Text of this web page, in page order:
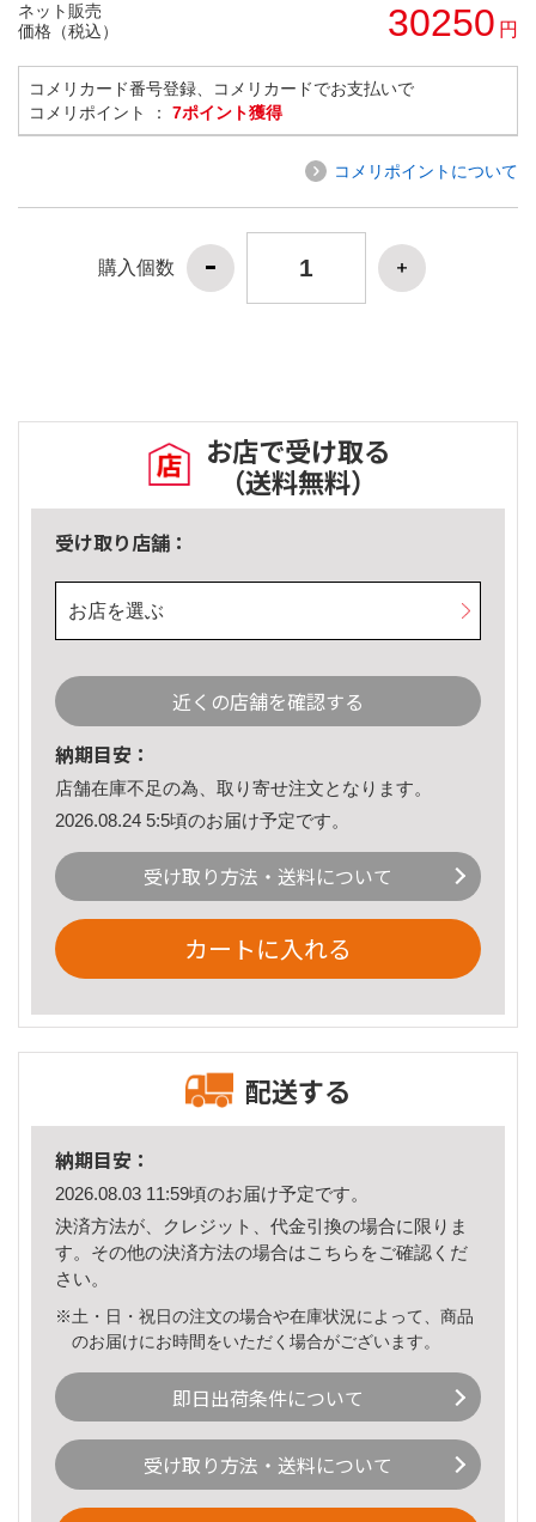
ネット販売
価格（税込）
30250 円
コメリカード番号登録、コメリカードでお支払いで
コメリポイント ： 7ポイント獲得
コメリポイントについて
購入個数
お店で受け取る
（送料無料）
受け取り店舗：
お店を選ぶ
近くの店舗を確認する
納期目安：
店舗在庫不足の為、取り寄せ注文となります。
2026.08.24 5:5頃のお届け予定です。
受け取り方法・送料について
カートに入れる
配送する
納期目安：
2026.08.03 11:59頃のお届け予定です。
決済方法が、クレジット、代金引換の場合に限りま
す。その他の決済方法の場合はこちら をご確認くだ
さい。
※土・日・祝日の注文の場合や在庫状況によって、商品
のお届けにお時間をいただく場合がございます。
即日出荷条件について
受け取り方法・送料について